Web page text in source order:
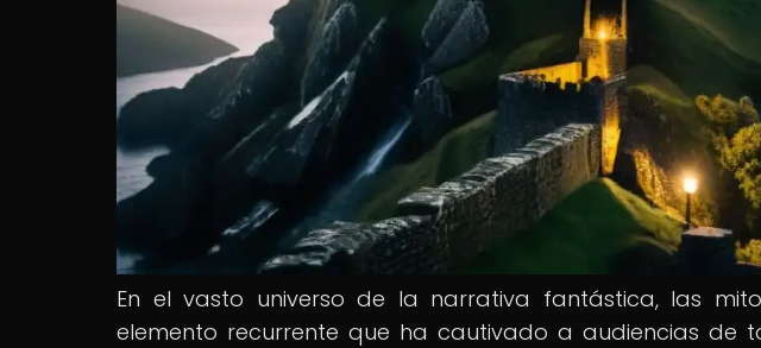
En el vasto universo de la narrativa fantástica, las
elemento recurrente que ha cautivado a audiencias de